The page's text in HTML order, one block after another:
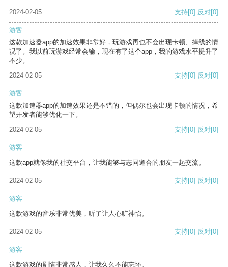
2024-02-05 支持[0] 反对[0]
游客
这款加速器app的加速效果非常好，玩游戏再也不会出现卡顿、掉线的情
况了。我以前玩游戏经常会输，现在有了这个app，我的游戏水平提升了
不少。
2024-02-05
支持[0] 反对[0]
游客
这款加速器app的加速效果还是不错的，但偶尔也会出现卡顿的情况，希
望开发者能够优化一下。
2024-02-05
支持[0] 反对[0]
游客
这款app就像我的社交平台，让我能够与志同道合的朋友一起交流。
2024-02-05 支持[0] 反对[0]
游客
这款游戏的音乐非常优美，听了让人心旷神怡。
2024-02-05 支持[0] 反对[0]
游客
这款游戏的剧情非常感人，让我久久不能忘怀。